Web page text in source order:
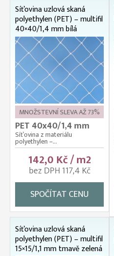
Síťovina uzlová skaná
polyethylen (PET) – multifil
40×40/1,4 mm bílá
MNOŽSTEVNÍ SLEVA AŽ 73%
PET 40x40/1,4 mm
Síťovina z materiálu
polyethylen –...
142,0 Kč / m2
bez DPH 117,4 Kč
SPOČÍTAT CENU
Síťovina uzlová skaná
polyethylen (PET) – multifil
15×15/1,1 mm tmavě zelená